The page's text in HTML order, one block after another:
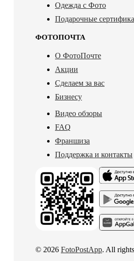
Одежда с Фото
Подарочные
ФОТОПОЧТА
О ФотоПочте
Акции
Сделаем за вас
Бизнесу
Видео обзоры
FAQ
Франшиза
Поддержка и контакты
© 2026 FotoPostApp. All